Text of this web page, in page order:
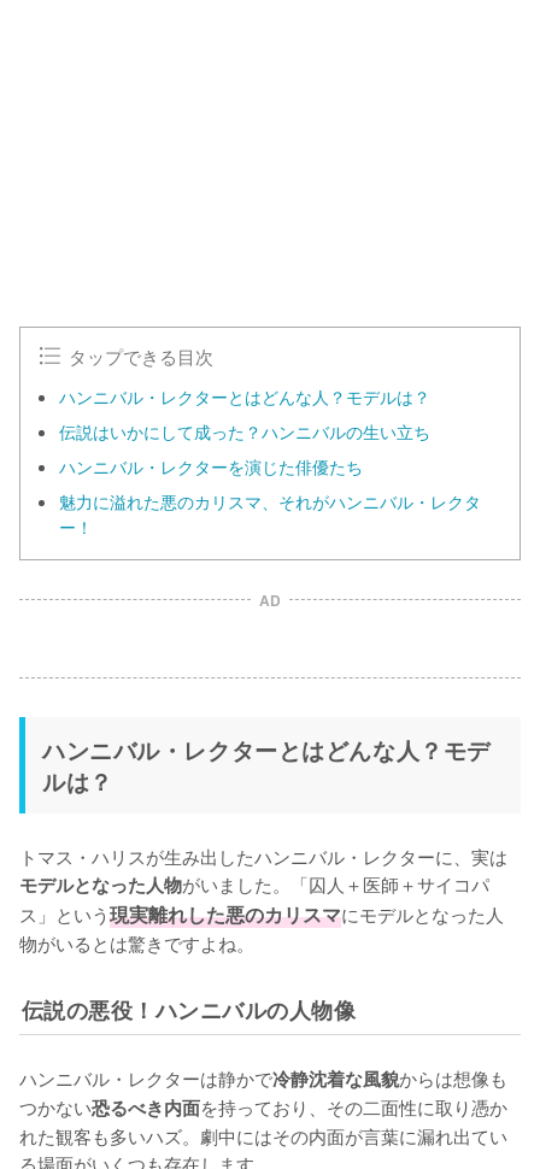
タップできる目次
ハンニバル・レクターとはどんな人？モデルは？
伝説はいかにして成った？ハンニバルの生い立ち
ハンニバル・レクターを演じた俳優たち
魅力に溢れた悪のカリスマ、それがハンニバル・レクタ
ー！
AD
ハンニバル・レクターとはどんな人？モデ
ルは？
トマス・ハリスが生み出したハンニバル・レクターに、実は
モデルとなった人物がいました。「囚人＋医師＋サイコパ
ス」という現実離れした悪のカリスマにモデルとなった人
物がいるとは驚きですよね。
伝説の悪役！ハンニバルの人物像
ハンニバル・レクターは静かで冷静沈着な風貌からは想像も
つかない恐るべき内面を持っており、その二面性に取り憑か
れた観客も多いハズ。劇中にはその内面が言葉に漏れ出てい
る場面がいくつも存在します。